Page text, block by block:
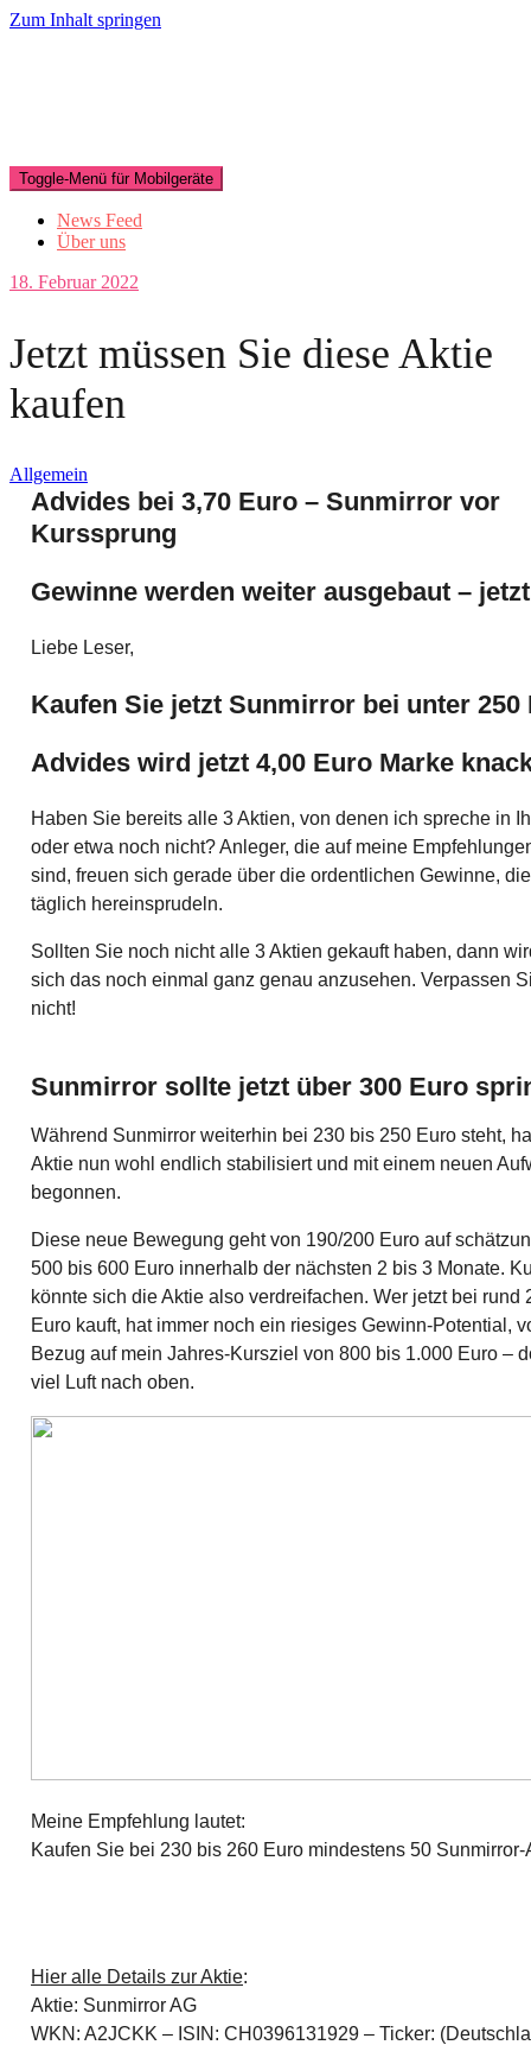
Zum Inhalt springen
Toggle-Menü für Mobilgeräte
News Feed
Über uns
18. Februar 2022
Jetzt müssen Sie diese Aktie
kaufen
Allgemein
Advides bei 3,70 Euro – Sunmirror vor
Kurssprung
Gewinne werden weiter ausgebaut –
Liebe Leser,
Kaufen Sie jetzt Sunmirror bei unter 250
Advides wird jetzt 4,00 Euro Marke
Haben Sie bereits alle 3 Aktien, von denen ich spreche in
oder etwa noch nicht? Anleger, die auf meine
sind, freuen sich gerade über die ordentlichen Gewinne,
täglich hereinsprudeln.
Sollten Sie noch nicht alle 3 Aktien gekauft haben, dann
sich das noch einmal ganz genau anzusehen. Verpassen
nicht!
Sunmirror sollte jetzt über 300 Euro
Während Sunmirror weiterhin bei 230 bis 250 Euro steht,
Aktie nun wohl endlich stabilisiert und mit einem neuen
begonnen.
Diese neue Bewegung geht von 190/200 Euro auf
500 bis 600 Euro innerhalb der nächsten 2 bis 3 Monate.
könnte sich die Aktie also verdreifachen. Wer jetzt bei rund
Euro kauft, hat immer noch ein riesiges Gewinn-Potential,
Bezug auf mein Jahres-Kursziel von 800 bis 1.000 Euro –
viel Luft nach oben.
Meine Empfehlung lautet:
Kaufen Sie bei 230 bis 260 Euro mindestens 50 Sunmirror-
Hier alle Details zur Aktie:
Aktie: Sunmirror AG
WKN: A2JCKK – ISIN: CH0396131929 – Ticker: